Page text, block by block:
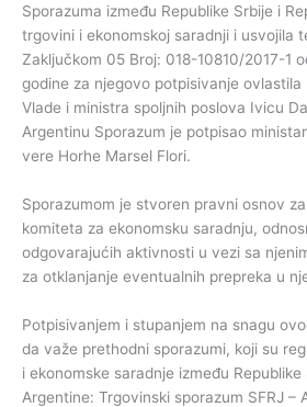
Sporazuma između Republike Srbije i
trgovini i ekonomskoj saradnji i usvojila
Zaključkom 05 Broj: 018-10810/2017-1
godine za njegovo potpisivanje
Vlade i ministra spoljnih poslova Ivicu
Argentinu Sporazum je potpisao
vere Horhe Marsel Flori.
Sporazumom je stvoren pravni osnov
komiteta za ekonomsku saradnju,
odgovarajućih aktivnosti u vezi sa
za otklanjanje eventualnih prepreka u
Potpisivanjem i stupanjem na snagu
da važe prethodni sporazumi, koji su
i ekonomske saradnje između Republike
Argentine: Trgovinski sporazum SFRJ –